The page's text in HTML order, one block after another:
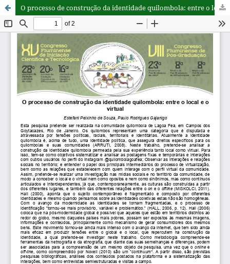
O processo de construção da identidade quilombola: entre o local e o virtual